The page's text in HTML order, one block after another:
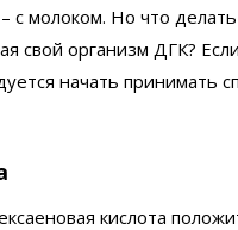
с молоком. Но что
свой организм ДГК?
начать принимать
кислота